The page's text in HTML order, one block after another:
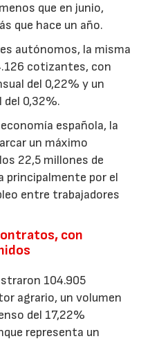
que en junio,
que hace un año.
autónomos, la misma
cotizantes, con
del 0,22% y un
del 0,32%.
española, la
un máximo
22,5 millones de
principalmente por el
entre trabajadores
con
104.905
agrario, un volumen
del 17,22%
representa un